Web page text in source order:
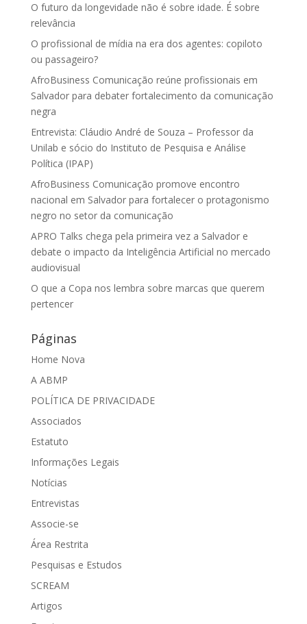
O futuro da longevidade não é sobre idade. É sobre
relevância
O profissional de mídia na era dos agentes: copiloto
ou passageiro?
AfroBusiness Comunicação reúne profissionais em
Salvador para debater fortalecimento da comunicação
negra
Entrevista: Cláudio André de Souza – Professor da
Unilab e sócio do Instituto de Pesquisa e Análise
Política (IPAP)
AfroBusiness Comunicação promove encontro
nacional em Salvador para fortalecer o protagonismo
negro no setor da comunicação
APRO Talks chega pela primeira vez a Salvador e
debate o impacto da Inteligência Artificial no mercado
audiovisual
O que a Copa nos lembra sobre marcas que querem
pertencer
Páginas
Home Nova
A ABMP
POLÍTICA DE PRIVACIDADE
Associados
Estatuto
Informações Legais
Notícias
Entrevistas
Associe-se
Área Restrita
Pesquisas e Estudos
SCREAM
Artigos